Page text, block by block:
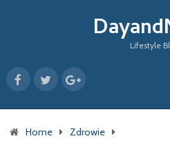
Lifestyle
Home Zdrowie